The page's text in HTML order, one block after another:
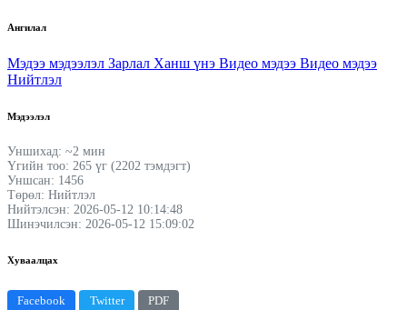
Ангилал
Мэдээ мэдээлэл Зарлал Ханш үнэ Видео мэдээ Видео мэдээ
Нийтлэл
Мэдээлэл
Уншихад: ~2 мин
Үгийн тоо: 265 үг (2202 тэмдэгт)
Уншсан: 1456
Төрөл: Нийтлэл
Нийтэлсэн: 2026-05-12 10:14:48
Шинэчилсэн: 2026-05-12 15:09:02
Хуваалцах
Facebook Twitter PDF